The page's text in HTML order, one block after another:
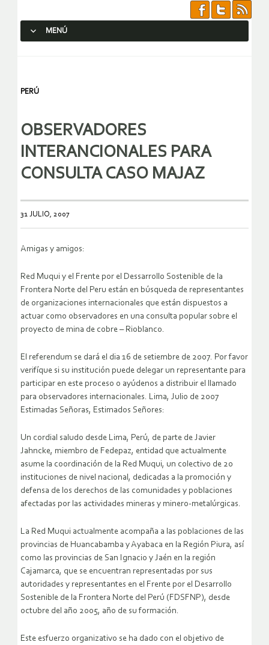
MENÚ
PERÚ
OBSERVADORES
INTERANCIONALES PARA
CONSULTA CASO MAJAZ
31 JULIO, 2007
Amigas y amigos:
Red Muqui y el Frente por el Dessarrollo Sostenible de la
Frontera Norte del Peru están en búsqueda de representantes
de organizaciones internacionales que están dispuestos a
actuar como observadores en una consulta popular sobre el
proyecto de mina de cobre – Rioblanco.
El referendum se dará el dia 16 de setiembre de 2007. Por favor
verifíque si su institución puede delegar un representante para
participar en este proceso o ayúdenos a distribuir el llamado
para observadores internacionales. Lima, Julio de 2007
Estimadas Señoras, Estimados Señores:
Un cordial saludo desde Lima, Perú, de parte de Javier
Jahncke, miembro de Fedepaz, entidad que actualmente
asume la coordinación de la Red Muqui, un colectivo de 20
instituciones de nivel nacional, dedicadas a la promoción y
defensa de los derechos de las comunidades y poblaciones
afectadas por las actividades mineras y minero-metalúrgicas.
La Red Muqui actualmente acompaña a las poblaciones de las
provincias de Huancabamba y Ayabaca en la Región Piura, así
como las provincias de San Ignacio y Jaén en la región
Cajamarca, que se encuentran representadas por sus
autoridades y representantes en el Frente por el Desarrollo
Sostenible de la Frontera Norte del Perú (FDSFNP), desde
octubre del año 2005, año de su formación.
Este esfuerzo organizativo se ha dado con el objetivo de